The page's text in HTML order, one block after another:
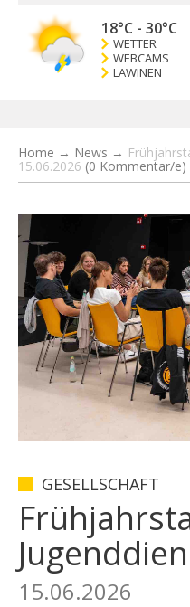
18°C - 30°C
WETTER
WEBCAMS
LAWINEN
Home → News →
15.06.2026 (0 Kommentar/e)
GESELLSCHAFT
15.06.2026